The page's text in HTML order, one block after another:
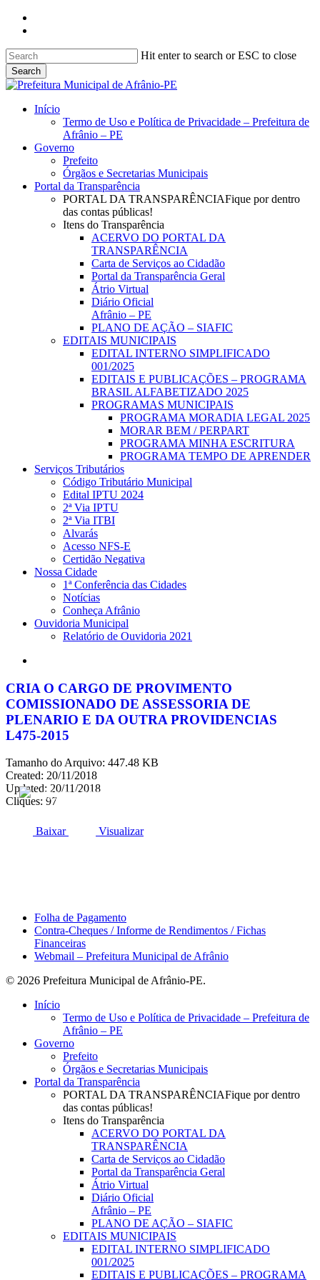
Skip
content
ACESSO À INFORMAÇÃO
Hit enter to search or ESC to close
Search
Close
search
Menu
Início
Termo de Uso e Política de Privacidade – Prefeitura de
Afrânio – PE
Governo
Prefeito
Órgãos e Secretarias Municipais
Portal da Transparência
PORTAL DA TRANSPARÊNCIAFique por dentro
das contas públicas!
Itens do Transparência
ACERVO DO PORTAL DA
TRANSPARÊNCIA
Carta de Serviços ao Cidadão
Portal da Transparência Geral
Átrio Virtual
Diário Oficial
Afrânio – PE
PLANO DE AÇÃO – SIAFIC
EDITAIS MUNICIPAIS
EDITAL INTERNO SIMPLIFICADO
001/2025
EDITAIS E PUBLICAÇÕES – PROGRAMA
BRASIL ALFABETIZADO 2025
PROGRAMAS MUNICIPAIS
PROGRAMA MORADIA LEGAL 2025
MORAR BEM / PERPART
PROGRAMA MINHA ESCRITURA
PROGRAMA TEMPO DE APRENDER
Serviços Tributários
Código Tributário Municipal
Edital IPTU 2024
2ª Via IPTU
2ª Via ITBI
Alvarás
Acesso NFS-E
Certidão Negativa
Nossa Cidade
1ª Conferência das Cidades
Notícias
Conheça Afrânio
Ouvidoria Municipal
Relatório de Ouvidoria 2021
CRIA O CARGO DE PROVIMENTO
COMISSIONADO DE ASSESSORIA DE
PLENARIO E DA OUTRA PROVIDENCIAS
L475-2015
Tamanho do Arquivo: 447.48 KB
Created: 20/11/2018
Updated: 20/11/2018
Cliques: 97
Baixar Visualizar
Folha de Pagamento
Contra-Cheques / Informe de Rendimentos / Fichas
Financeiras
Webmail – Prefeitura Municipal de Afrânio
© 2026 Prefeitura Municipal de Afrânio-PE.
Close
Início
Termo de Uso e Política de Privacidade – Prefeitura de
Afrânio – PE
Governo
Prefeito
Órgãos e Secretarias Municipais
Portal da Transparência
PORTAL DA TRANSPARÊNCIAFique por dentro
das contas públicas!
Itens do Transparência
ACERVO DO PORTAL DA
TRANSPARÊNCIA
Carta de Serviços ao Cidadão
Portal da Transparência Geral
Átrio Virtual
Diário Oficial
Afrânio – PE
PLANO DE AÇÃO – SIAFIC
EDITAIS MUNICIPAIS
EDITAL INTERNO SIMPLIFICADO
001/2025
EDITAIS E PUBLICAÇÕES – PROGRAMA